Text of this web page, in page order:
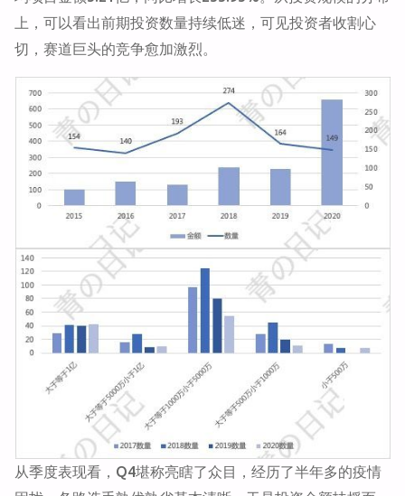
上，可以看出前期投资数量持续低迷，可见投资者收割心
切，赛道巨头的竞争愈加激烈。
从季度表现看，Q4堪称亮瞎了众目，经历了半年多的疫情